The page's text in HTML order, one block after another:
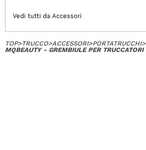
Vedi tutti da Accessori
TOP>TRUCCO>ACCESSORI>PORTATRUCCHI>
MQBEAUTY - GREMBIULE PER TRUCCATORI